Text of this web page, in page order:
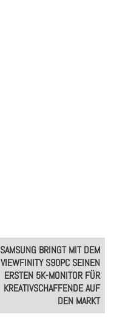
SAMSUNG BRINGT MIT DEM
VIEWFINITY S90PC SEINEN
ERSTEN 5K-MONITOR FÜR
KREATIVSCHAFFENDE AUF
DEN MARKT